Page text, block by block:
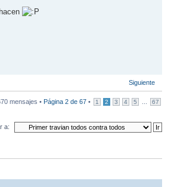
Siguiente
mensajes • Página 2 de 67 • 1 2 3 4 5 67
a: